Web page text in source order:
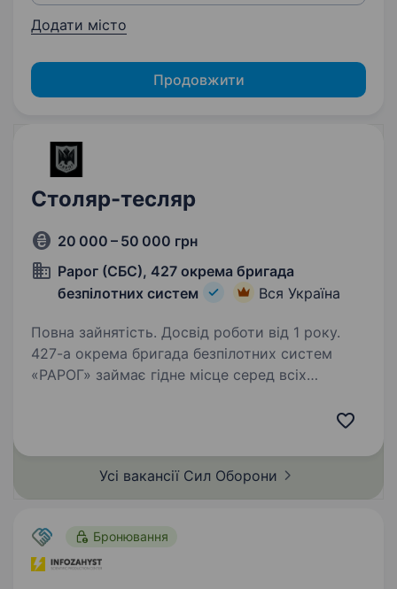
Додати місто
Продовжити
Столяр-тесляр
20 000 – 50 000 грн
Рарог (СБС), 427 окрема бригада
безпілотних систем
Вся Україна
Повна зайнятість. Досвід роботи від 1 року.
427-а окрема бригада безпілотних систем
«РАРОГ» займає гідне місце серед всіх
розвивається та створює…
Усі вакансії Сил Оборони
Бронювання